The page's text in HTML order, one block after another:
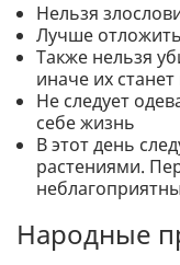
Нельзя
Лучше
Также нельзя
иначе их
Не следует
себе жизнь
В этот день
растениями.
Народные